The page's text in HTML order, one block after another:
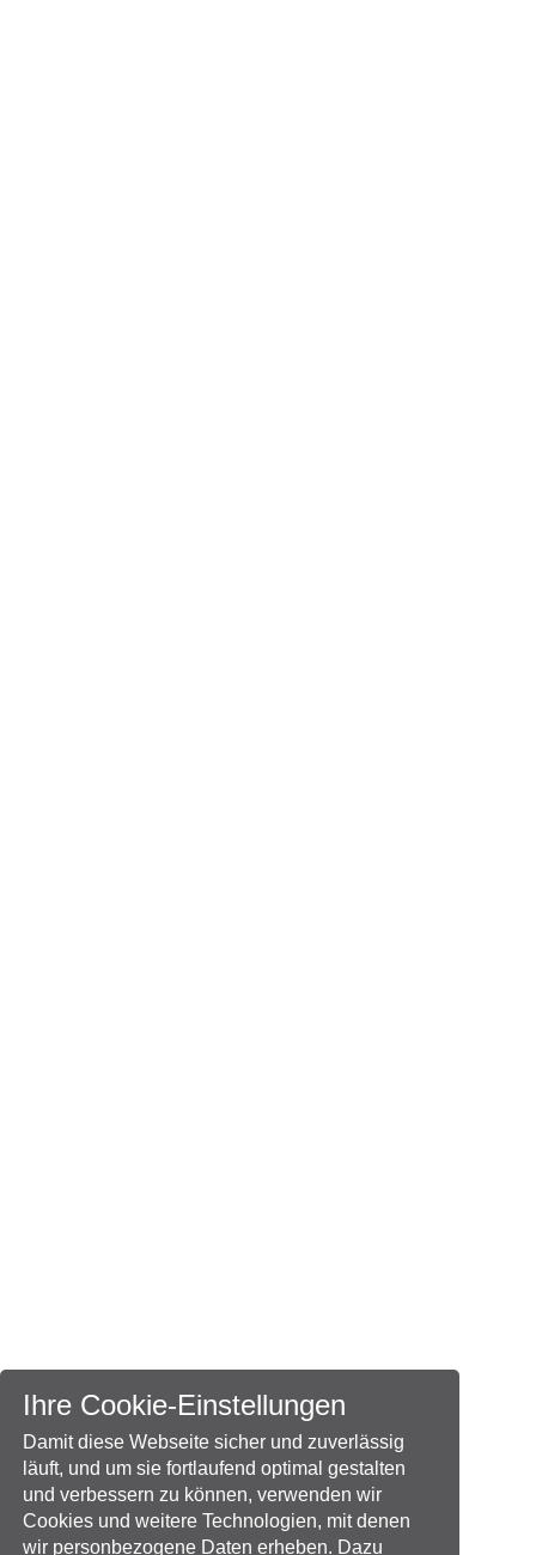
Ihre Cookie-Einstellungen
Damit diese Webseite sicher und zuverlässig
läuft, und um sie fortlaufend optimal gestalten
und verbessern zu können, verwenden wir
Cookies und weitere Technologien, mit denen
wir personbezogene Daten erheben. Dazu